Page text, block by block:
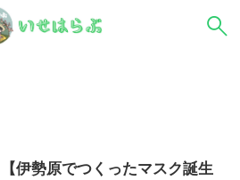
【伊勢原でつくったマスク誕生